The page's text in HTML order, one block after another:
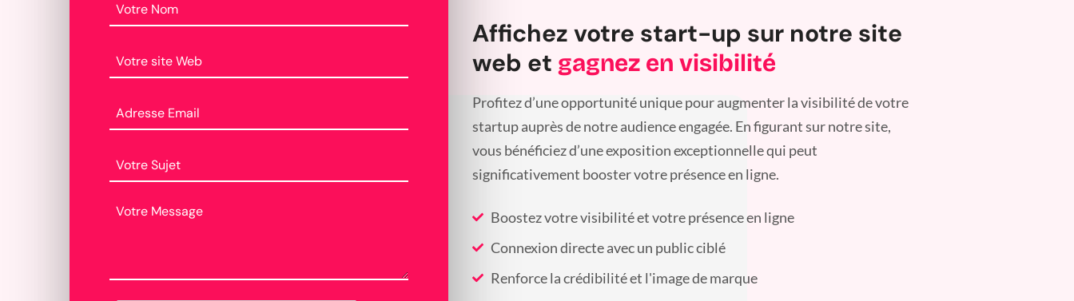
Affichez votre start-up sur notre site
web et gagnez en visibilité
Profitez d’une opportunité unique pour augmenter la visibilité de votre
startup auprès de notre audience engagée. En figurant sur notre site,
vous bénéficiez d’une exposition exceptionnelle qui peut
significativement booster votre présence en ligne.
Boostez votre visibilité et votre présence en ligne
Connexion directe avec un public ciblé
Renforce la crédibilité et l'image de marque